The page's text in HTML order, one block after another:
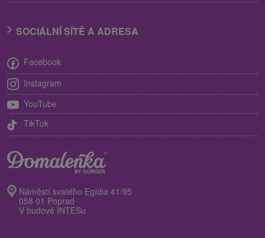
SOCIÁLNÍ SÍTĚ A ADRESA
Facebook
Instagram
YouTube
TikTok
Náměstí svatého Egídia 41/95
058 01 Poprad
V budově INTESu